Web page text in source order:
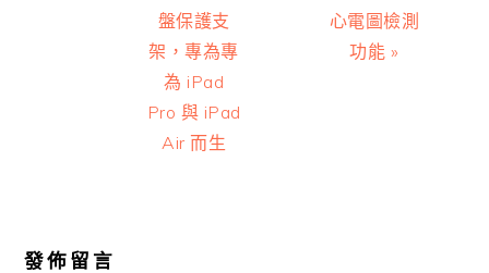
盤保護支
架，專為專
為 iPad
Pro 與 iPad
Air 而生
心電圖檢測
功能 »
發佈留言